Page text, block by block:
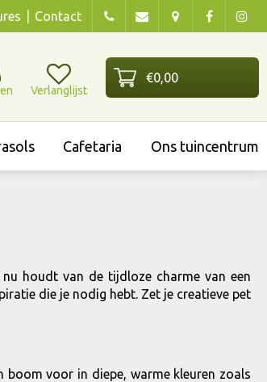
Contact
Verlanglijst
Cafetaria Ons tuincentrum
houdt van de tijdloze charme van een
die je nodig hebt. Zet je creatieve pet
boom voor in diepe, warme kleuren zoals